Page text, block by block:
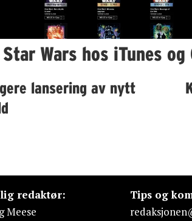
Wars hos iTunes og
lansering av nytt
redaktør:
Meese
Tips og